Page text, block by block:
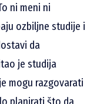
ni meni ni
ozbiljne studije i
da
je studija
mogu razgovarati